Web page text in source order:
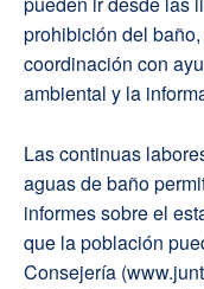
prohibición del
coordinación con
ambiental y la
Las continuas
aguas de baño
informes sobre el
que la población
Consejería